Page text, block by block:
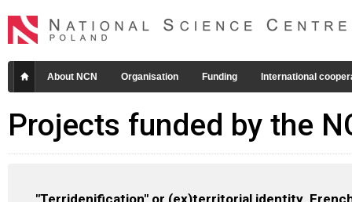
About NCN Organisation Funding International
Projects funded by the
"Terridenification" or (ex)territorial identity.